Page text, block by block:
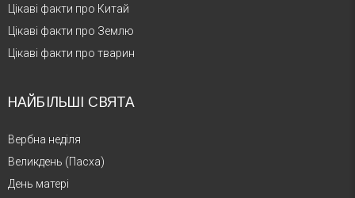
Цікаві факти про Китай
Цікаві факти про Землю
Цікаві факти про тварин
НАЙБІЛЬШІ СВЯТА
Вербна неділя
Великдень (Пасха)
День матері